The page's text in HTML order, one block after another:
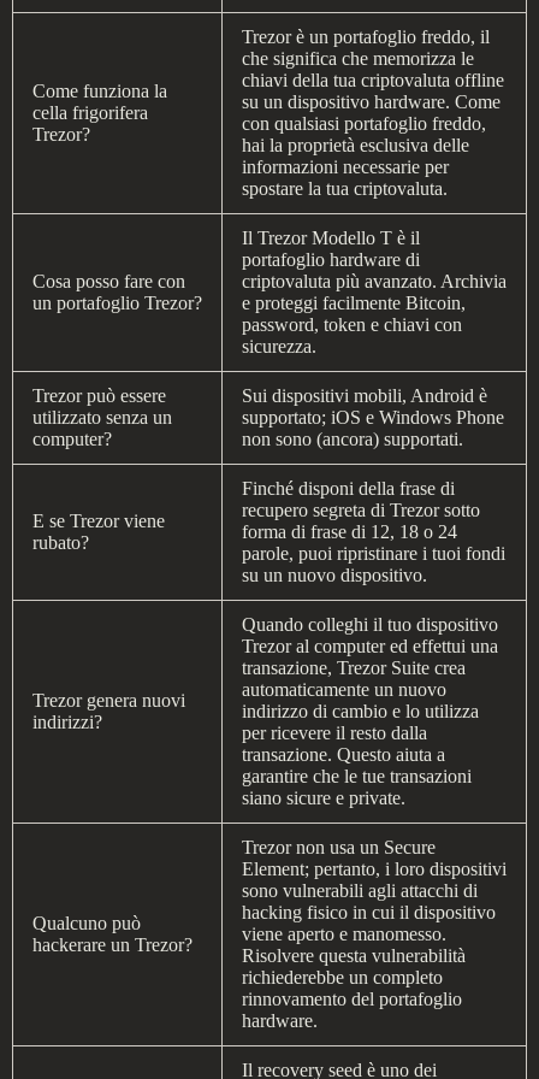
Come funziona la
cella frigorifera
Trezor?
Trezor è un portafoglio freddo, il
che significa che memorizza le
chiavi della tua criptovaluta offline
su un dispositivo hardware. Come
con qualsiasi portafoglio freddo,
hai la proprietà esclusiva delle
informazioni necessarie per
spostare la tua criptovaluta.
Cosa posso fare con
un portafoglio Trezor?
Il Trezor Modello T è il
portafoglio hardware di
criptovaluta più avanzato. Archivia
e proteggi facilmente Bitcoin,
password, token e chiavi con
sicurezza.
Trezor può essere
utilizzato senza un
computer?
Sui dispositivi mobili, Android è
supportato; iOS e Windows Phone
non sono (ancora) supportati.
E se Trezor viene
rubato?
Finché disponi della frase di
recupero segreta di Trezor sotto
forma di frase di 12, 18 o 24
parole, puoi ripristinare i tuoi fondi
su un nuovo dispositivo.
Trezor genera nuovi
indirizzi?
Quando colleghi il tuo dispositivo
Trezor al computer ed effettui una
transazione, Trezor Suite crea
automaticamente un nuovo
indirizzo di cambio e lo utilizza
per ricevere il resto dalla
transazione. Questo aiuta a
garantire che le tue transazioni
siano sicure e private.
Qualcuno può
hackerare un Trezor?
Trezor non usa un Secure
Element; pertanto, i loro dispositivi
sono vulnerabili agli attacchi di
hacking fisico in cui il dispositivo
viene aperto e manomesso.
Risolvere questa vulnerabilità
richiederebbe un completo
rinnovamento del portafoglio
hardware.
Il recovery seed è uno dei